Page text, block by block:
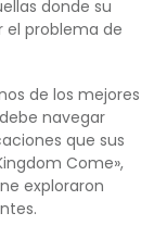
donde su
el problema de
de los mejores
navegar
que sus
Come»,
exploraron